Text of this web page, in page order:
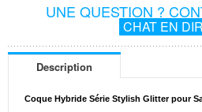
UNE QUESTION ?
CHAT EN
Description
Coque Hybride Série Stylish Glitter pour